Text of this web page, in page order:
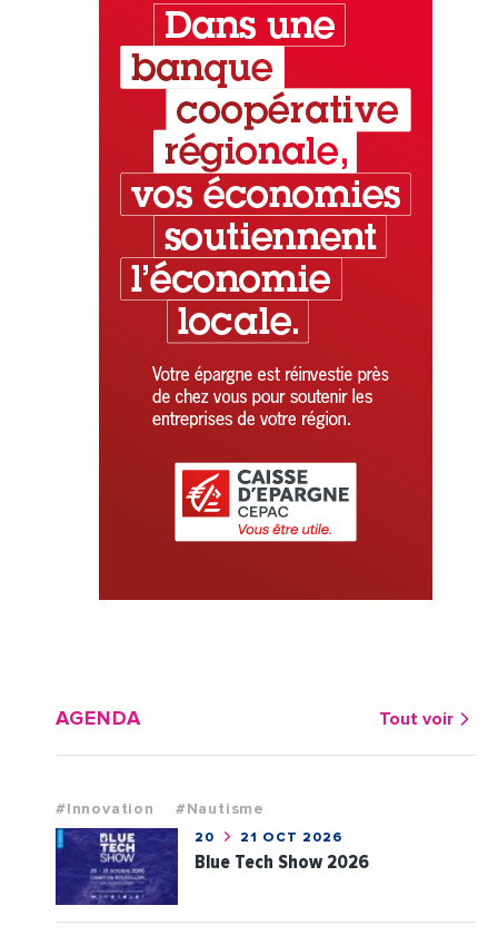
AGENDA Tout voir
#Innovation #Nautisme
20 21 OCT 2026
Blue Tech Show 2026